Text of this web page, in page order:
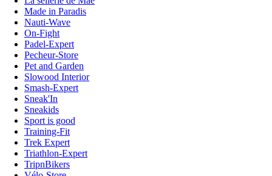
Made in Paradis
Nauti-Wave
On-Fight
Padel-Expert
Pecheur-Store
Pet and Garden
Slowood Interior
Smash-Expert
Sneak'In
Sneakids
Sport is good
Training-Fit
Trek Expert
Triathlon-Expert
TripnBikers